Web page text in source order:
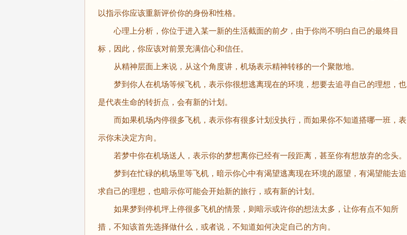
以指示你应该重新评价你的身份和性格。
心理上分析，你位于进入某一新的生活截面的前夕，由于你尚不明白自己的最终目
标，因此，你应该对前景充满信心和信任。
从精神层面上来说，从这个角度讲，机场表示精神转移的一个聚散地。
梦到你人在机场等候飞机，表示你很想逃离现在的环境，想要去追寻自己的理想，也
是代表生命的转折点，会有新的计划。
而如果机场内停很多飞机，表示你有很多计划没执行，而如果你不知道搭哪一班，表
示你未决定方向。
若梦中你在机场送人，表示你的梦想离你已经有一段距离，甚至你有想放弃的念头。
梦到在忙碌的机场里等飞机，暗示你心中有渴望逃离现在环境的愿望，有渴望能去追
求自己的理想，也暗示你可能会开始新的旅行，或有新的计划。
如果梦到停机坪上停很多飞机的情景，则暗示或许你的想法太多，让你有点不知所
措，不知该首先选择做什么，或者说，不知道如何决定自己的方向。